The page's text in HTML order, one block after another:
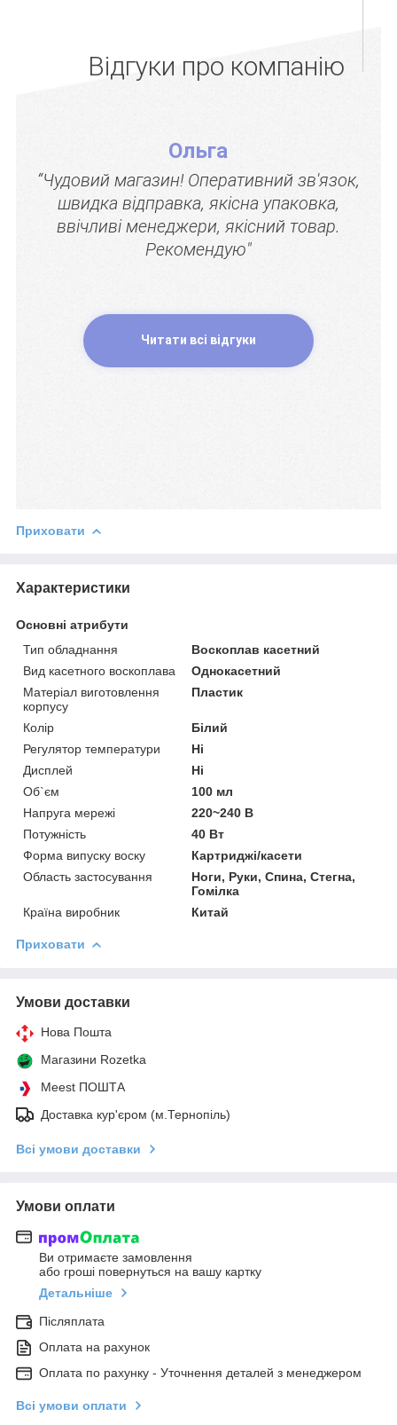
Відгуки про компанію
Ольга
“Чудовий магазин! Оперативний зв'язок,
швидка відправка, якісна упаковка,
ввічливі менеджери, якісний товар.
Рекомендую"
Читати всі відгуки
Приховати
Характеристики
Основні атрибути
Тип обладнання
Воскоплав касетний
Вид касетного воскоплава
Однокасетний
Матеріал виготовлення
корпусу
Пластик
Колір
Білий
Регулятор температури
Ні
Дисплей
Ні
Об`єм
100 мл
Напруга мережі
220~240 В
Потужність
40 Вт
Форма випуску воску
Картриджі/касети
Область застосування
Ноги, Руки, Спина, Стегна,
Гомілка
Країна виробник
Китай
Приховати
Умови доставки
Нова Пошта
Магазини Rozetka
Meest ПОШТА
Доставка кур'єром (м.Тернопіль)
Всі умови доставки
Умови оплати
Ви отримаєте замовлення
або гроші повернуться на вашу картку
Детальніше
Післяплата
Оплата на рахунок
Оплата по рахунку - Уточнення деталей з менеджером
Всі умови оплати